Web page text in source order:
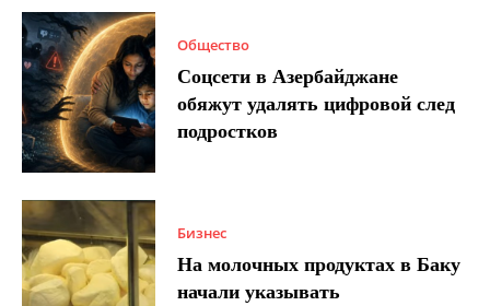
Общество
Соцсети в Азербайджане
обяжут удалять цифровой след
подростков
Бизнес
На молочных продуктах в Баку
начали указывать